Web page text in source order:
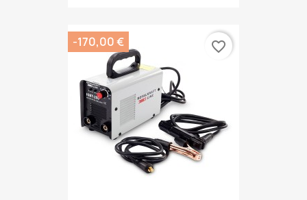
-170,00 € favorite_border